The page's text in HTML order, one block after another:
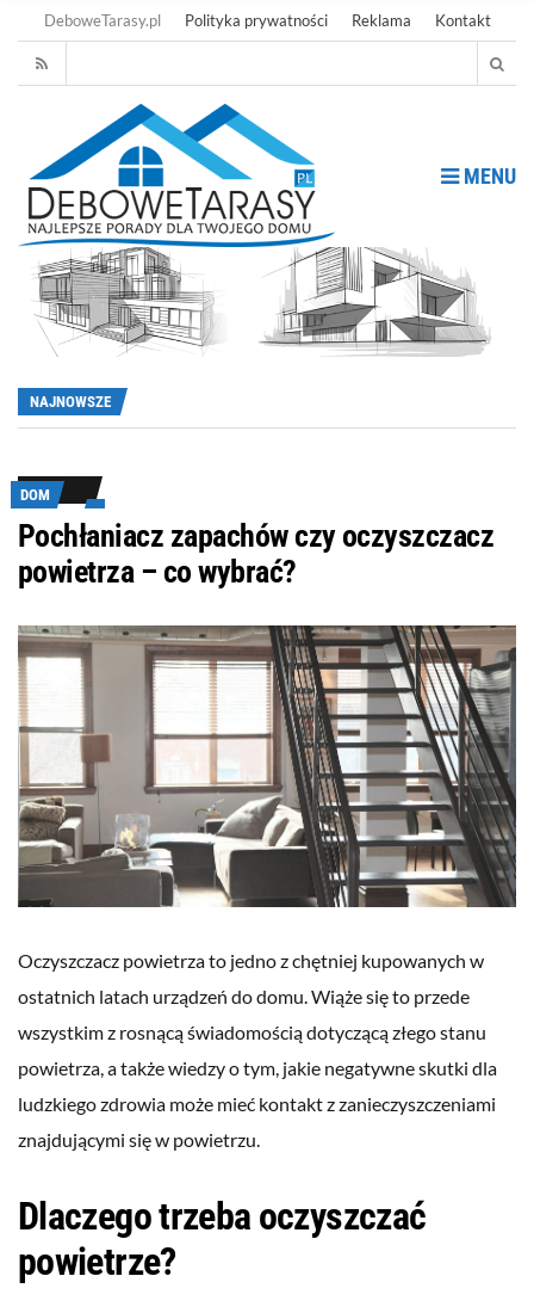
DeboweTarasy.pl Polityka prywatności Reklama Kontakt
MENU
NAJNOWSZE
DOM
Pochłaniacz zapachów czy oczyszczacz
powietrza – co wybrać?
Oczyszczacz powietrza to jedno z chętniej kupowanych w
ostatnich latach urządzeń do domu. Wiąże się to przede
wszystkim z rosnącą świadomością dotyczącą złego stanu
powietrza, a także wiedzy o tym, jakie negatywne skutki dla
ludzkiego zdrowia może mieć kontakt z zanieczyszczeniami
znajdującymi się w powietrzu.
Dlaczego trzeba oczyszczać
powietrze?